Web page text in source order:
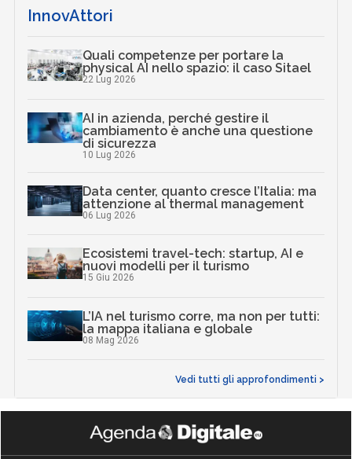
InnovAttori
Quali competenze per portare la
physical AI nello spazio: il caso Sitael
22 Lug 2026
AI in azienda, perché gestire il
cambiamento è anche una questione
di sicurezza
10 Lug 2026
Data center, quanto cresce l’Italia: ma
attenzione al thermal management
06 Lug 2026
Ecosistemi travel-tech: startup, AI e
nuovi modelli per il turismo
15 Giu 2026
L’IA nel turismo corre, ma non per tutti:
la mappa italiana e globale
08 Mag 2026
Vedi tutti gli approfondimenti >